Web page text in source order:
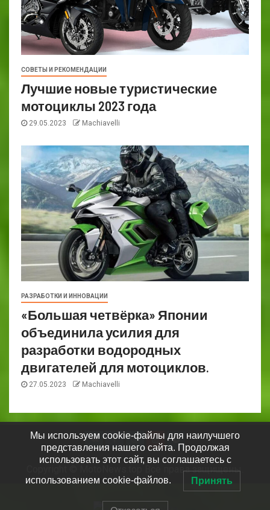
СОВЕТЫ И РЕКОМЕНДАЦИИ
Лучшие новые туристические
мотоциклы 2023 года
29.05.2023 Machiavelli
РАЗРАБОТКИ И ИННОВАЦИИ
«Большая четвёрка» Японии
объединила усилия для
разработки водородных
двигателей для мотоциклов.
27.05.2023 Machiavelli
Copyright © MotoNews.top Все права защищены.
Мы используем cookie-файлы для наилучшего
представления нашего сайта. Продолжая
использовать этот сайт, вы соглашаетесь с
использованием cookie-файлов. Принять